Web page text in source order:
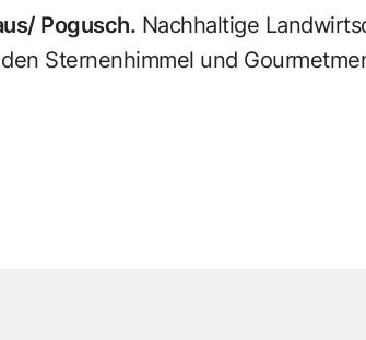
Pogusch. Nachhaltige
Sternenhimmel und